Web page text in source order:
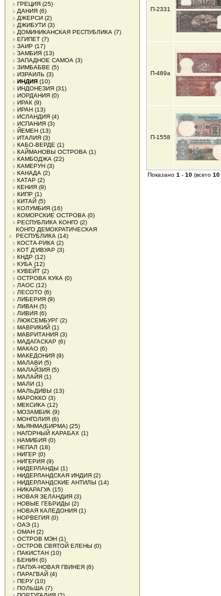
ГРЕЦИЯ (25)
ДАНИЯ (6)
ДЖЕРСИ (2)
ДЖИБУТИ (3)
ДОМИНИКАНСКАЯ РЕСПУБЛИКА (7)
ЕГИПЕТ (7)
ЗАИР (17)
ЗАМБИЯ (13)
ЗАПАДНОЕ САМОА (3)
ЗИМБАБВЕ (5)
ИЗРАИЛЬ (3)
ИНДИЯ (10)
ИНДОНЕЗИЯ (31)
ИОРДАНИЯ (0)
ИРАК (9)
ИРАН (13)
ИСЛАНДИЯ (4)
ИСПАНИЯ (3)
ЙЕМЕН (13)
ИТАЛИЯ (3)
КАБО-ВЕРДЕ (1)
КАЙМАНОВЫ ОСТРОВА (1)
КАМБОДЖА (22)
КАМЕРУН (3)
КАНАДА (2)
КАТАР (2)
КЕНИЯ (9)
КИПР (1)
КИТАЙ (5)
КОЛУМБИЯ (16)
КОМОРСКИЕ ОСТРОВА (0)
РЕСПУБЛИКА КОНГО (2)
КОНГО ДЕМОКРАТИЧЕСКАЯ
РЕСПУБЛИКА (14)
КОСТА-РИКА (2)
КОТ Д'ИВУАР (3)
КНДР (12)
КУБА (12)
КУВЕЙТ (2)
ОСТРОВА КУКА (0)
ЛАОС (12)
ЛЕСОТО (6)
ЛИБЕРИЯ (9)
ЛИВАН (5)
ЛИВИЯ (6)
ЛЮКСЕМБУРГ(2)
МАВРИКИЙ (1)
МАВРИТАНИЯ (3)
МАДАГАСКАР (6)
МАКАО (6)
МАКЕДОНИЯ (9)
МАЛАВИ (5)
МАЛАЙЗИЯ (5)
МАЛАЙЯ (1)
МАЛИ (1)
МАЛЬДИВЫ (13)
МАРОККО (3)
МЕКСИКА (12)
МОЗАМБИК (9)
МОНГОЛИЯ (6)
МЬЯНМА(БИРМА) (25)
НАГОРНЫЙ КАРАБАХ (1)
НАМИБИЯ (0)
НЕПАЛ (18)
НИГЕР (0)
НИГЕРИЯ (9)
НИДЕРЛАНДЫ (1)
НИДЕРЛАНДСКАЯ ИНДИЯ (2)
НИДЕРЛАНДСКИЕ АНТИЛЫ (14)
НИКАРАГУА (15)
НОВАЯ ЗЕЛАНДИЯ (3)
НОВЫЕ ГЕБРИДЫ (2)
НОВАЯ КАЛЕДОНИЯ (1)
НОРВЕГИЯ (0)
ОАЭ (1)
ОМАН (2)
ОСТРОВ МЭН (1)
ОСТРОВ СВЯТОЙ ЕЛЕНЫ (0)
ПАКИСТАН (10)
БЕНИН (0)
ПАПУА-НОВАЯ ГВИНЕЯ (6)
ПАРАГВАЙ (4)
ПЕРУ(10)
ПОЛЬША (7)
П-2331
П-489а
П-1558
Показано 1 - 10 (всего 10